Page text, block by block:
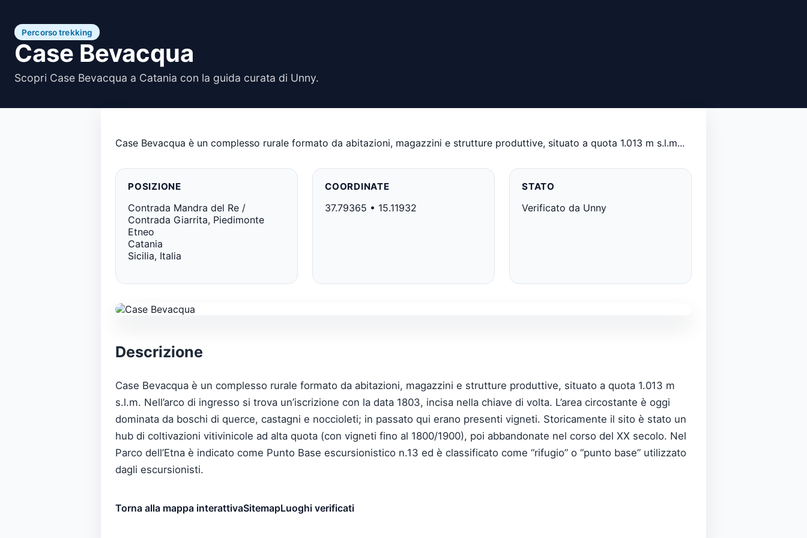
Percorso trekking
Case Bevacqua
Scopri Case Bevacqua a Catania con la guida curata di Unny.
Case Bevacqua è un complesso rurale formato da abitazioni, magazzini e strutture produttive, situato a quota 1.013 m s.l.m...
POSIZIONE
Contrada Mandra del Re /
Contrada Giarrita, Piedimonte
Etneo
Catania
Sicilia, Italia
COORDINATE
37.79365 • 15.11932
STATO
Verificato da Unny
Descrizione
Case Bevacqua è un complesso rurale formato da abitazioni, magazzini e strutture produttive, situato a quota 1.013 m
s.l.m. Nell’arco di ingresso si trova un’iscrizione con la data 1803, incisa nella chiave di volta. L’area circostante è oggi
dominata da boschi di querce, castagni e noccioleti; in passato qui erano presenti vigneti. Storicamente il sito è stato un
hub di coltivazioni vitivinicole ad alta quota (con vigneti fino al 1800/1900), poi abbandonate nel corso del XX secolo. Nel
Parco dell’Etna è indicato come Punto Base escursionistico n.13 ed è classificato come “rifugio” o “punto base” utilizzato
dagli escursionisti.
Torna alla mappa interattivaSitemapLuoghi verificati